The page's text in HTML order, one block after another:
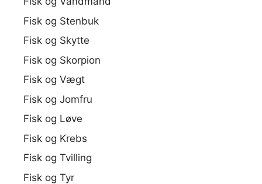
Fisk og Stenbuk
Fisk og Skytte
Fisk og Skorpion
Fisk og Vægt
Fisk og Jomfru
Fisk og Løve
Fisk og Krebs
Fisk og Tvilling
Fisk og Tyr